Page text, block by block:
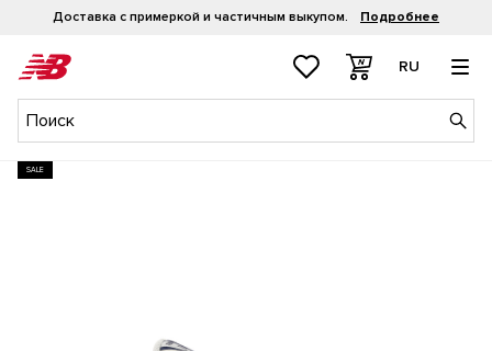
Доставка с примеркой и частичным выкупом. Подробнее
RU
SALE